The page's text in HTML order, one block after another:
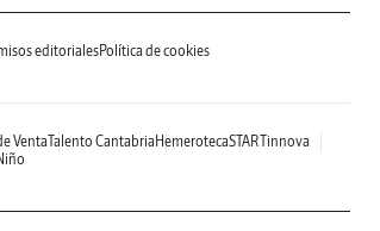
editorialesPolítica de cookies
VentaTalento Cantabria HemerotecaSTARTinnova